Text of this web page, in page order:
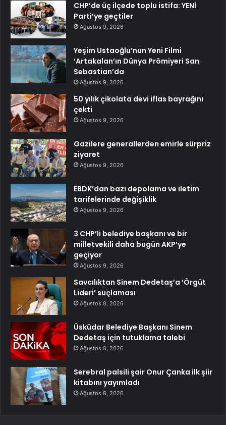
CHP’de üç ilçede toplu istifa: YENİ
Parti’ye geçtiler
Ağustos 9, 2026
Yeşim Ustaoğlu’nun Yeni Filmi
‘Artakalan’ın Dünya Prömiyeri San
Sebastian’da
Ağustos 9, 2026
50 yılık çikolata devi iflas bayrağını
çekti
Ağustos 9, 2026
Gazilere generallerden emirle sürpriz
ziyaret
Ağustos 9, 2026
EBDK’dan bazı depolama ve iletim
tarifelerinde değişiklik
Ağustos 9, 2026
3 CHP’li belediye başkanı ve bir
milletvekili daha bugün AKP’ye
geçiyor
Ağustos 9, 2026
Savcılıktan Sinem Dedetaş’a ‘Örgüt
Lideri’ suçlaması
Ağustos 8, 2026
Üsküdar Belediye Başkanı Sinem
Dedetaş için tutuklama talebi
Ağustos 8, 2026
Serebral palsili şair Onur Çanka ilk şiir
kitabını yayımladı
Ağustos 8, 2026